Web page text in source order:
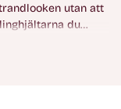
utan att
du
och återfuktar på